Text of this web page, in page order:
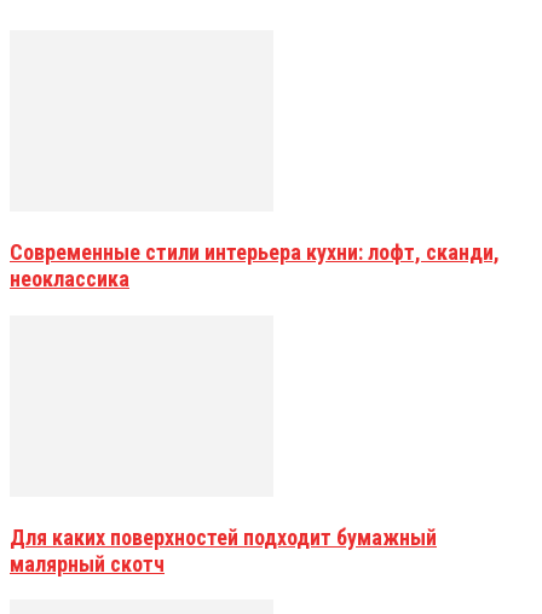
Современные стили интерьера кухни: лофт, сканди,
неоклассика
Для каких поверхностей подходит бумажный
малярный скотч